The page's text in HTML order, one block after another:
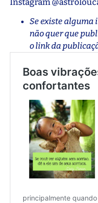
Instagram
Se existe alguma
não quer que
o link da